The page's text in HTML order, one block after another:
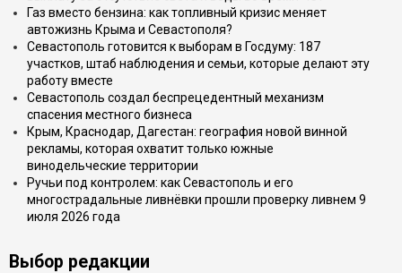
Газ вместо бензина: как топливный кризис меняет
автожизнь Крыма и Севастополя?
Севастополь готовится к выборам в Госдуму: 187
участков, штаб наблюдения и семьи, которые делают эту
работу вместе
Севастополь создал беспрецедентный механизм
спасения местного бизнеса
Крым, Краснодар, Дагестан: география новой винной
рекламы, которая охватит только южные
винодельческие территории
Ручьи под контролем: как Севастополь и его
многострадальные ливнёвки прошли проверку ливнем 9
июля 2026 года
Выбор редакции